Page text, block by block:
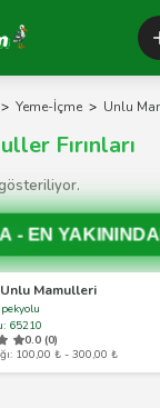
> Yeme-İçme > Unlu
Fırınları
- EN
Mamulleri
65210
0.0 (0)
100,00 ₺ - 300,00 ₺